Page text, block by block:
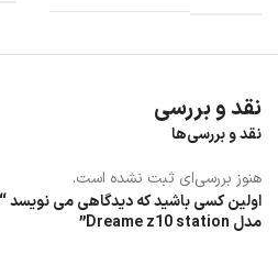
جارو شارژی z10 station با مخزن 2.5 لیتری
است که شما تا 90 روز بدون
استفاده کنید.
نقد و بررسی
نقد و بررسی‌ها
هنوز بررسی‌ای ثبت نشده است.
اولین کسی باشید که دیدگاهی می نویسد
مدل Dreame z10 station”